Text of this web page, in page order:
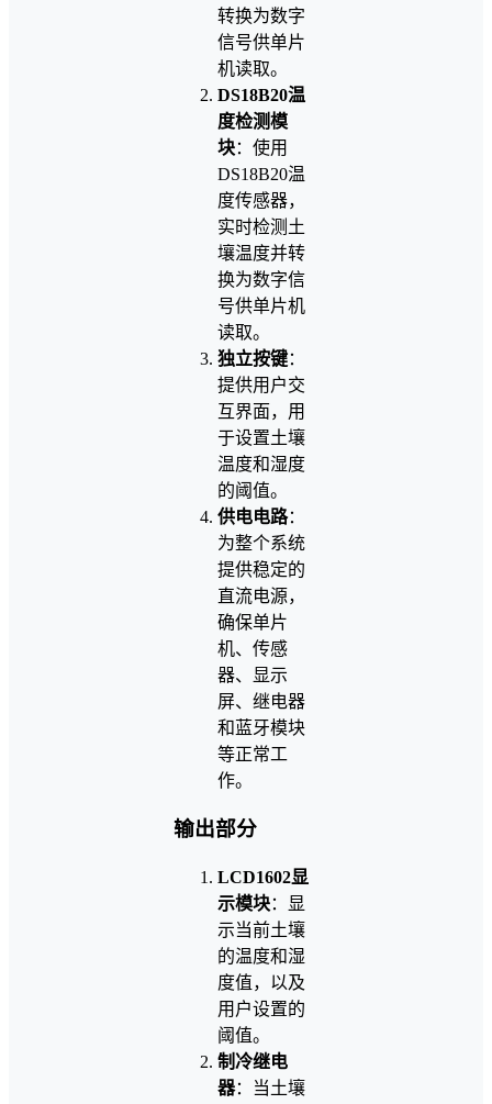
转换为数字
信号供单片
机读取。
DS18B20温
度检测模
块：使用
DS18B20温
度传感器，
实时检测土
壤温度并转
换为数字信
号供单片机
读取。
独立按键：
提供用户交
互界面，用
于设置土壤
温度和湿度
的阈值。
供电电路：
为整个系统
提供稳定的
直流电源，
确保单片
机、传感
器、显示
屏、继电器
和蓝牙模块
等正常工
作。
输出部分
LCD1602显
示模块：显
示当前土壤
的温度和湿
度值，以及
用户设置的
阈值。
制冷继电
器：当土壤